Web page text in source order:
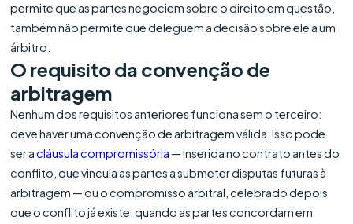
permite que as partes negociem sobre o direito em questão,
também não permite que deleguem a decisão sobre ele a um
árbitro.
O requisito da convenção de
arbitragem
Nenhum dos requisitos anteriores funciona sem o terceiro:
deve haver uma convenção de arbitragem válida. Isso pode
ser acláusula compromissória — inserida no contrato antes do
conflito, que vincula as partes a submeter disputas futuras à
arbitragem — ou o compromisso arbitral, celebrado depois
que o conflito já existe, quando as partes concordam em